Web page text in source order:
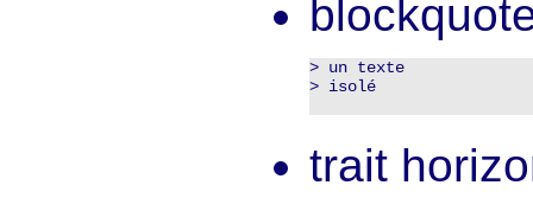
> un texte
> isolé
trait